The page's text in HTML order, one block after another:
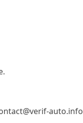
auto.info